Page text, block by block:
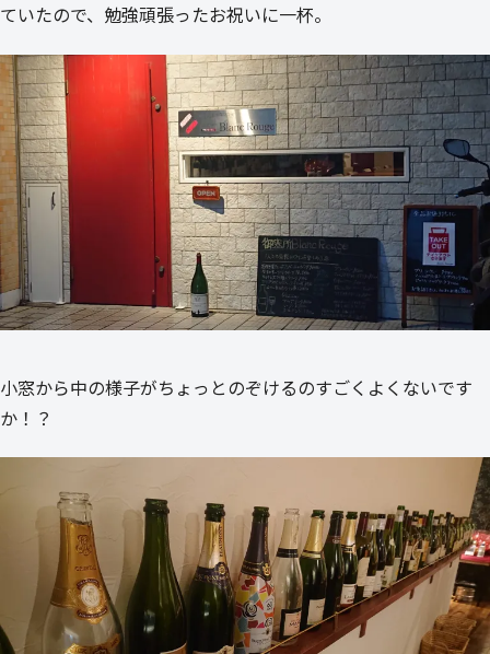
ていたので、勉強頑張ったお祝いに一杯。
小窓から中の様子がちょっとのぞけるのすごくよくないです
か！？